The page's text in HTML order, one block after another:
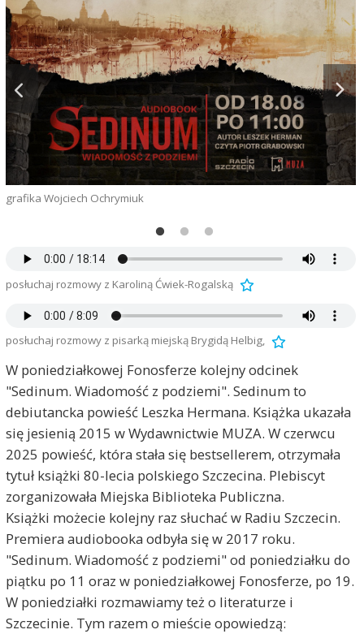
grafika Wojciech Ochrymiuk
posłuchaj rozmowy z Karoliną Ćwiek-Rogalską
posłuchaj rozmowy z pisarką miejską Brygidą Helbig,
W poniedziałkowej Fonosferze kolejny odcinek
"Sedinum. Wiadomość z podziemi". Sedinum to
debiutancka powieść Leszka Hermana. Książka ukazała
się jesienią 2015 w Wydawnictwie MUZA. W czerwcu
2025 powieść, która stała się bestsellerem, otrzymała
tytuł książki 80-lecia polskiego Szczecina. Plebiscyt
zorganizowała Miejska Biblioteka Publiczna.
Książki możecie kolejny raz słuchać w Radiu Szczecin.
Premiera audiobooka odbyła się w 2017 roku.
"Sedinum. Wiadomość z podziemi" od poniedziałku do
piątku po 11 oraz w poniedziałkowej Fonosferze, po 19.
W poniedziałki rozmawiamy też o literaturze i
Szczecinie. Tym razem o mieście opowiedzą: